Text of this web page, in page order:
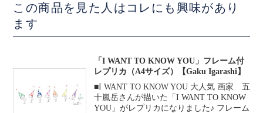
この商品を見た人はコレにも興味があり
ます
「I WANT TO KNOW YOU」フレーム付
レプリカ（A4サイズ）【Gaku Igarashi】
■I WANT TO KNOW YOU 大人気 画家 五
十嵐岳さんが描いた「I WANT TO KNOW
YOU」がレプリカになりました♪ フレーム